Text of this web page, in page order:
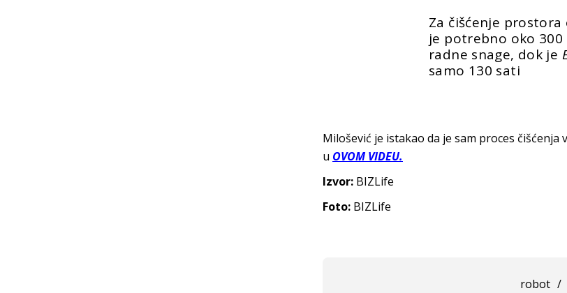
Za čišćenje
je potrebno oko
radne snage, dok je
samo 130 sati
Milošević je istakao da je sam proces
u OVOM VIDEU.
Izvor: BIZLife
Foto: BIZLife
robot /